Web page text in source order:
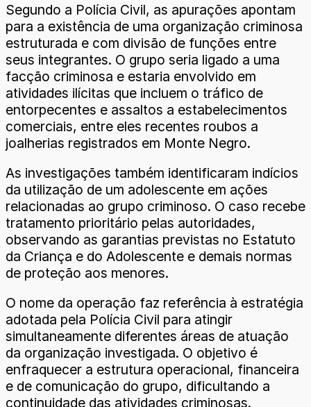
Segundo a Polícia Civil, as apurações apontam
para a existência de uma organização criminosa
estruturada e com divisão de funções entre
seus integrantes. O grupo seria ligado a uma
facção criminosa e estaria envolvido em
atividades ilícitas que incluem o tráfico de
entorpecentes e assaltos a estabelecimentos
comerciais, entre eles recentes roubos a
joalherias registrados em Monte Negro.
As investigações também identificaram indícios
da utilização de um adolescente em ações
relacionadas ao grupo criminoso. O caso recebe
tratamento prioritário pelas autoridades,
observando as garantias previstas no Estatuto
da Criança e do Adolescente e demais normas
de proteção aos menores.
O nome da operação faz referência à estratégia
adotada pela Polícia Civil para atingir
simultaneamente diferentes áreas de atuação
da organização investigada. O objetivo é
enfraquecer a estrutura operacional, financeira
e de comunicação do grupo, dificultando a
continuidade das atividades criminosas.